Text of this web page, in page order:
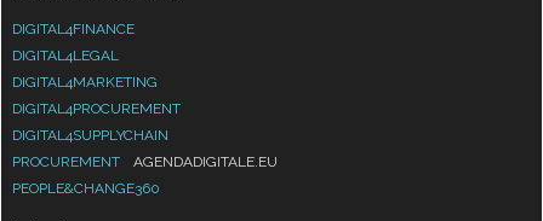
DIGITAL4FINANCE
DIGITAL4LEGAL
DIGITAL4MARKETING
DIGITAL4PROCUREMENT
DIGITAL4SUPPLYCHAIN
PROCUREMENT
AGENDADIGITALE.EU
PEOPLE&CHANGE360